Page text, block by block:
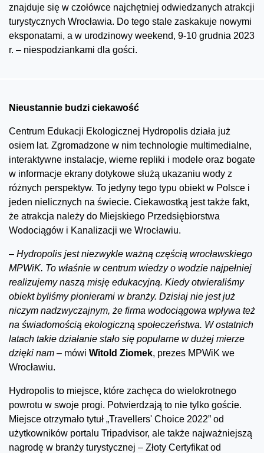
znajduje się w czołówce najchętniej odwiedzanych atrakcji
turystycznych Wrocławia. Do tego stale zaskakuje nowymi
eksponatami, a w urodzinowy weekend, 9-10 grudnia 2023
r. – niespodziankami dla gości.
Nieustannie budzi ciekawość
Centrum Edukacji Ekologicznej Hydropolis działa już
osiem lat. Zgromadzone w nim technologie multimedialne,
interaktywne instalacje, wierne repliki i modele oraz bogate
w informacje ekrany dotykowe służą ukazaniu wody z
różnych perspektyw. To jedyny tego typu obiekt w Polsce i
jeden nielicznych na świecie. Ciekawostką jest także fakt,
że atrakcja należy do Miejskiego Przedsiębiorstwa
Wodociągów i Kanalizacji we Wrocławiu.
– Hydropolis jest niezwykle ważną częścią wrocławskiego
MPWiK. To właśnie w centrum wiedzy o wodzie najpełniej
realizujemy naszą misję edukacyjną. Kiedy otwieraliśmy
obiekt byliśmy pionierami w branży. Dzisiaj nie jest już
niczym nadzwyczajnym, że firma wodociągowa wpływa też
na świadomością ekologiczną społeczeństwa. W ostatnich
latach takie działanie stało się popularne w dużej mierze
dzięki nam – mówi Witold Ziomek, prezes MPWiK we
Wrocławiu.
Hydropolis to miejsce, które zachęca do wielokrotnego
powrotu w swoje progi. Potwierdzają to nie tylko goście.
Miejsce otrzymało tytuł „Travellers' Choice 2022” od
użytkowników portalu Tripadvisor, ale także najważniejszą
nagrodę w branży turystycznej – Złoty Certyfikat od